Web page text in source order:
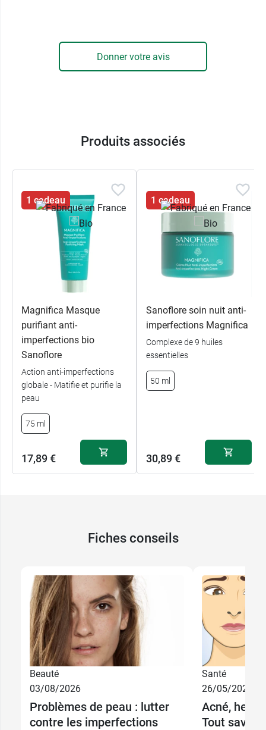
Donner votre avis
Produits associés
1 cadeau
Magnifica Masque
purifiant anti-
imperfections bio
Sanoflore
Action anti-imperfections
globale - Matifie et purifie la
peau
75 ml
17,89 €
1 cadeau
Sanoflore soin nuit anti-
imperfections Magnifica
Complexe de 9 huiles
essentielles
50 ml
30,89 €
Fiches conseils
Beauté
03/08/2026
Problèmes de peau : lutter
contre les imperfections
Santé
26/05/2026
Acné,
Tout savoir